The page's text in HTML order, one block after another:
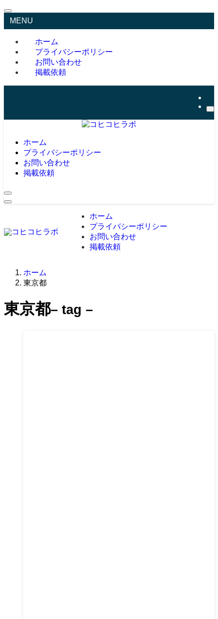
MENU
ホーム
プライバシーポリシー
お問い合わせ
掲載依頼
ホーム
プライバシーポリシー
お問い合わせ
掲載依頼
ホーム
プライバシーポリシー
お問い合わせ
掲載依頼
ホーム
東京都
東京都– tag –